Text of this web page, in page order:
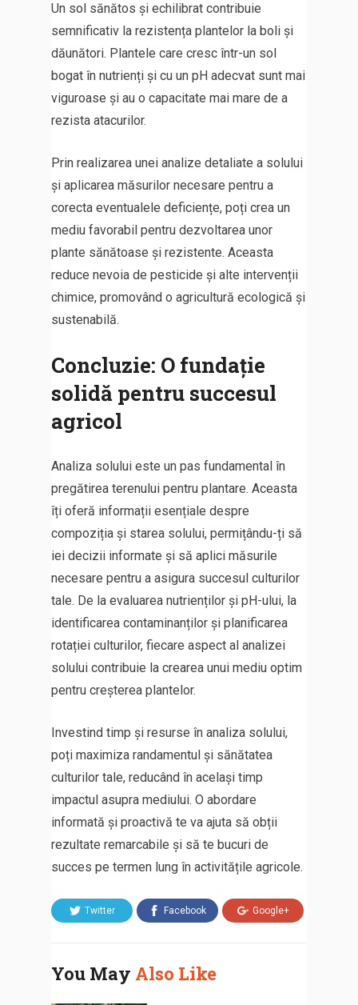
Un sol sănătos și echilibrat contribuie
semnificativ la rezistența plantelor la boli și
dăunători. Plantele care cresc într-un sol
bogat în nutrienți și cu un pH adecvat sunt mai
viguroase și au o capacitate mai mare de a
rezista atacurilor.
Prin realizarea unei analize detaliate a solului
și aplicarea măsurilor necesare pentru a
corecta eventualele deficiențe, poți crea un
mediu favorabil pentru dezvoltarea unor
plante sănătoase și rezistente. Aceasta
reduce nevoia de pesticide și alte intervenții
chimice, promovând o agricultură ecologică și
sustenabilă.
Concluzie: O fundație
solidă pentru succesul
agricol
Analiza solului este un pas fundamental în
pregătirea terenului pentru plantare. Aceasta
îți oferă informații esențiale despre
compoziția și starea solului, permițându-ți să
iei decizii informate și să aplici măsurile
necesare pentru a asigura succesul culturilor
tale. De la evaluarea nutrienților și pH-ului, la
identificarea contaminanților și planificarea
rotației culturilor, fiecare aspect al analizei
solului contribuie la crearea unui mediu optim
pentru creșterea plantelor.
Investind timp și resurse în analiza solului,
poți maximiza randamentul și sănătatea
culturilor tale, reducând în același timp
impactul asupra mediului. O abordare
informată și proactivă te va ajuta să obții
rezultate remarcabile și să te bucuri de
succes pe termen lung în activitățile agricole.
Twitter Facebook Google+
You May Also Like